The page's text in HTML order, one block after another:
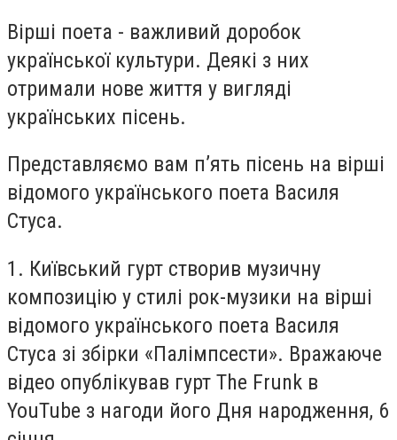
Вірші поета - важливий доробок
української культури. Деякі з них
отримали нове життя у вигляді
українських пісень.
Представляємо вам п’ять пісень на вірші
відомого українського поета Василя
Стуса.
1. Київський гурт створив музичну
композицію у стилі рок-музики на вірші
відомого українського поета Василя
Стуса зі збірки «Палімпсести». Вражаюче
відео опублікував гурт The Frunk в
YouTube з нагоди його Дня народження, 6